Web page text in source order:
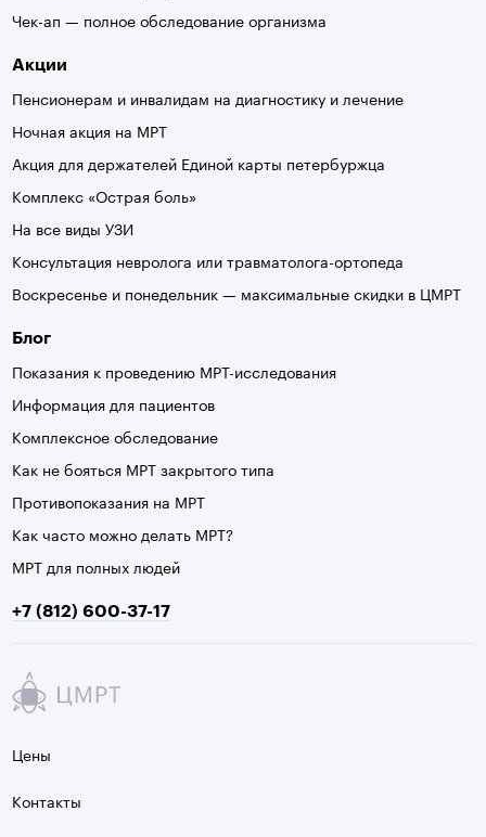
Чек-ап — полное обследование организма
Акции
Пенсионерам и инвалидам на диагностику и лечение
Ночная акция на МРТ
Акция для держателей Единой карты петербуржца
Комплекс «Острая боль»
На все виды УЗИ
Консультация невролога или травматолога-ортопеда
Воскресенье и понедельник — максимальные скидки в ЦМРТ
Блог
Показания к проведению МРТ-исследования
Информация для пациентов
Комплексное обследование
Как не бояться МРТ закрытого типа
Противопоказания на МРТ
Как часто можно делать МРТ?
МРТ для полных людей
+7 (812) 600-37-17
Цены
Контакты